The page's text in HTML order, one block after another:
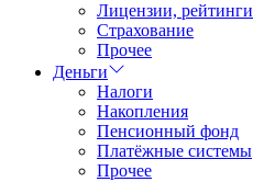
Лицензии, рейтинги
Страхование
Прочее
Деньги
Налоги
Накопления
Пенсионный фонд
Платёжные системы
Прочее